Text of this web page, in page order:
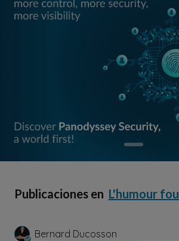
Publicaciones en L'humour fou
Bernard Ducosson